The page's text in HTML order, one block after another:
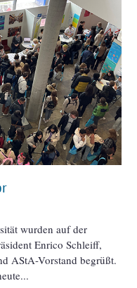
wurden auf der
Enrico Schleiff,
AStA-Vorstand begrüßt.